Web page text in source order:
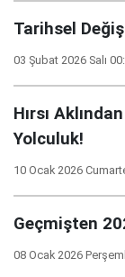
Tarihsel
03 Şubat 2026 Salı
Hırsı
Yolculuk!
10 Ocak 2026
Geçmişten
08 Ocak 2026